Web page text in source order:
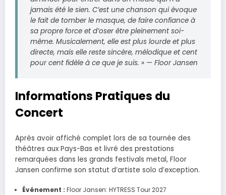
jamais été le sien. C’est une chanson qui évoque
le fait de tomber le masque, de faire confiance à
sa propre force et d’oser être pleinement soi-
même. Musicalement, elle est plus lourde et plus
directe, mais elle reste sincère, mélodique et cent
pour cent fidèle à ce que je suis. » — Floor Jansen
Informations Pratiques du
Concert
Après avoir affiché complet lors de sa tournée des
théâtres aux Pays-Bas et livré des prestations
remarquées dans les grands festivals metal, Floor
Jansen confirme son statut d’artiste solo d’exception.
Événement : Floor Jansen: HYTRESS Tour 2027